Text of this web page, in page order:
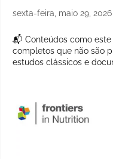
sexta-feira, maio 29, 2026
📬 Conteúdos como
completos que não são
estudos clássicos e